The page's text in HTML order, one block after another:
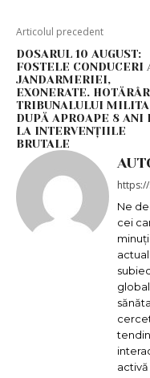
Articolul precedent
DOSARUL 10 AUGUST:
FOSTELE CONDUCERI
JANDARMERIEI,
EXONERATE.
TRIBUNALULUI
DUPĂ APROAPE 8 ANI
LA INTERVENȚIILE
BRUTALE
Ne
cei